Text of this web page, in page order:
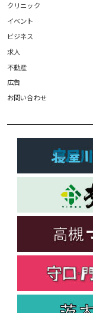
クリニック
イベント
ビジネス
求人
不動産
広告
お問い合わせ